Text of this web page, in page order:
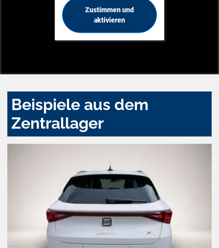
Zustimmen und
aktivieren
Beispiele aus dem
Zentrallager